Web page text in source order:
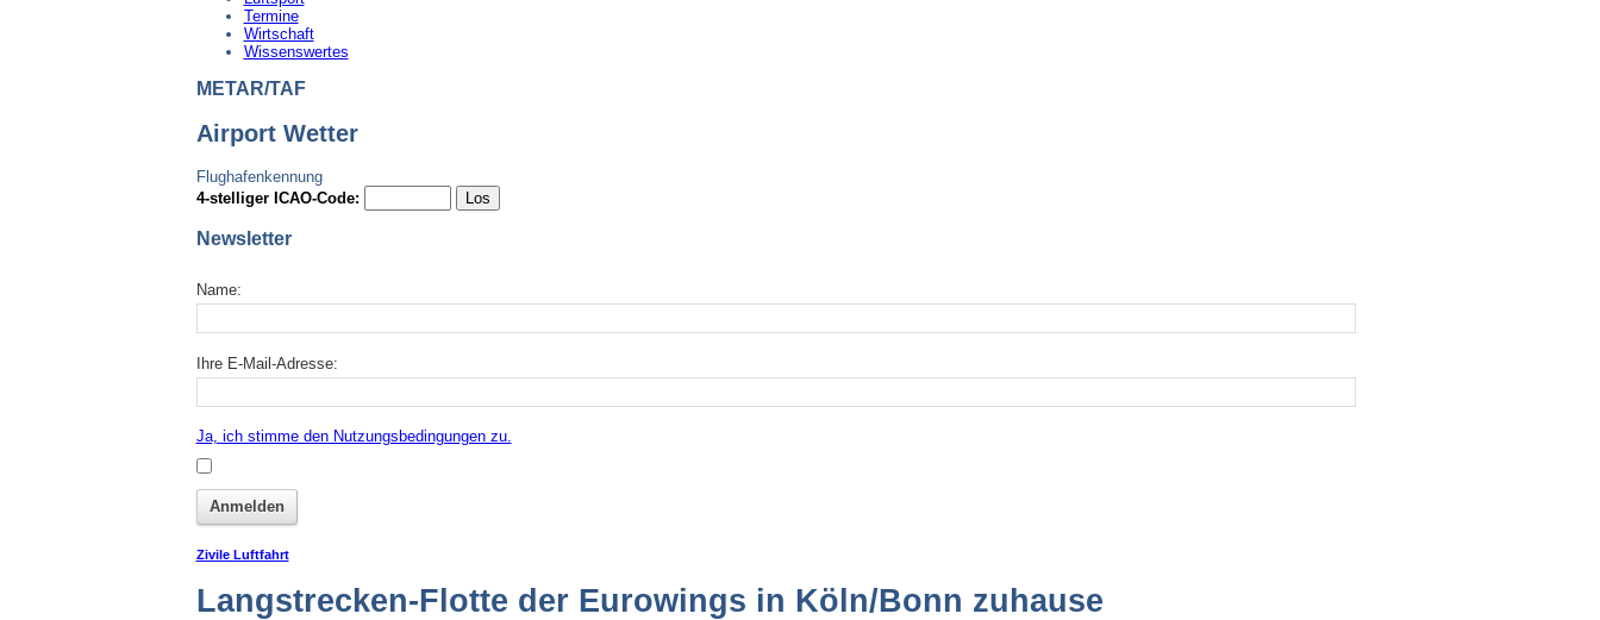
Termine
Wirtschaft
Wissenswertes
METAR/TAF
Airport Wetter
Flughafenkennung
4-stelliger ICAO-Code:
Newsletter
Name:
Ihre E-Mail-Adresse:
Ja, ich stimme den Nutzungsbedingungen zu.
Zivile Luftfahrt
Langstrecken-Flotte der Eurowings in Köln/Bonn zuhause